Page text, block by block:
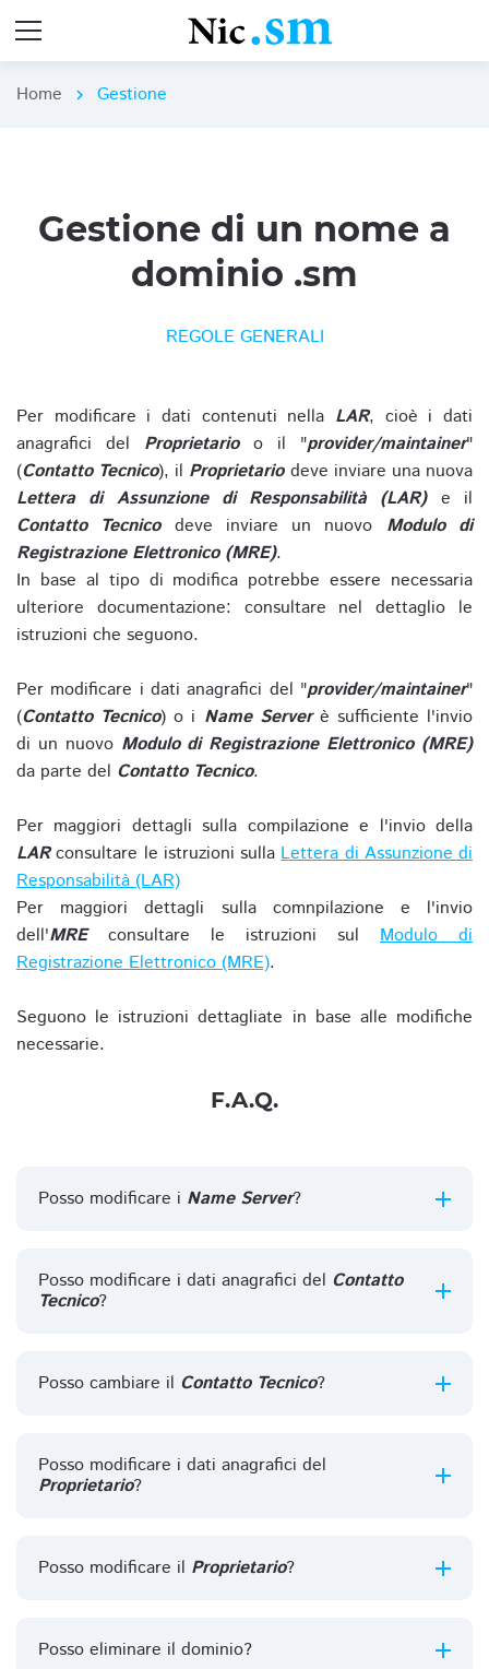
Home chevron_right Gestione
Gestione di un nome a
dominio .sm
REGOLE GENERALI
Per modificare i dati contenuti nella LAR, cioè i dati
anagrafici del Proprietarioo il "provider/maintainer"
(Contatto Tecnico), il Proprietariodeve inviare una nuova
Lettera di Assunzione di Responsabilità (LAR)e il
Contatto Tecnicodeve inviare un nuovo Modulo di
Registrazione Elettronico (MRE).
In base al tipo di modifica potrebbe essere necessaria
ulteriore documentazione: consultare nel dettaglio le
istruzioni che seguono.
Per modificare i dati anagrafici del "provider/maintainer"
(Contatto Tecnico) o i Name Serverè sufficiente l'invio
di un nuovo Modulo di Registrazione Elettronico (MRE)
da parte del Contatto Tecnico.
Per maggiori dettagli sulla compilazione e l'invio della
LARconsultare le istruzioni sullaLettera di Assunzione di
Responsabilità (LAR)
Per maggiori dettagli sulla comnpilazione e l'invio
dell'MREconsultare le istruzioni sul Modulo di
Registrazione Elettronico (MRE).
Seguono le istruzioni dettagliate in base alle modifiche
necessarie.
F.A.Q.
Posso modificare i Name Server?
Posso modificare i dati anagrafici del Contatto
Tecnico?
Posso cambiare il Contatto Tecnico?
Posso modificare i dati anagrafici del
Proprietario?
Posso modificare il Proprietario?
Posso eliminare il dominio?